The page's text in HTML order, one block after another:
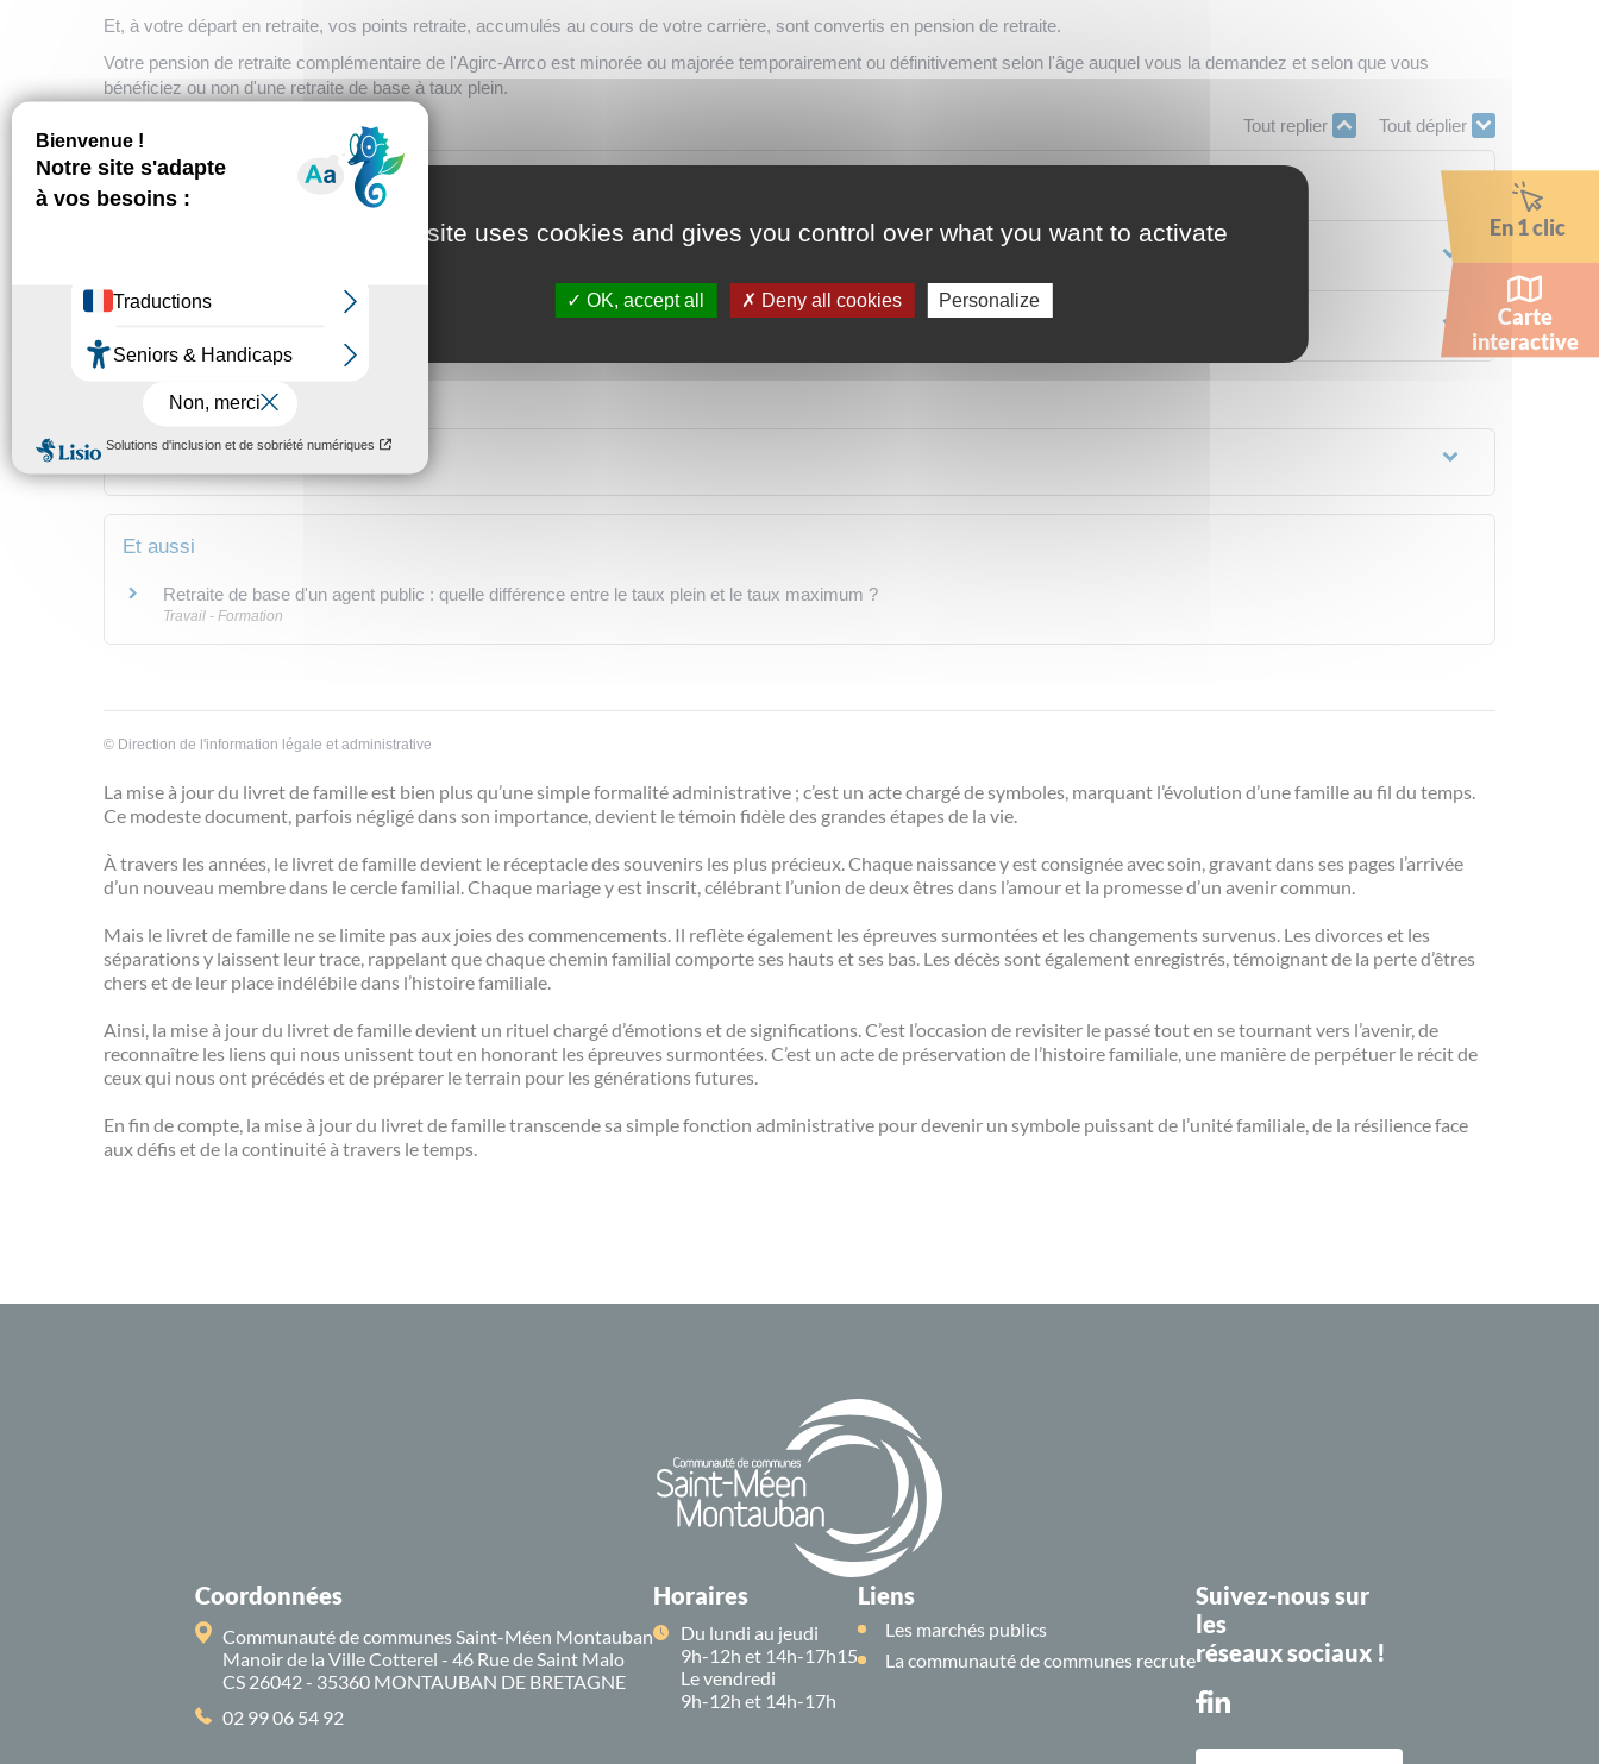
Et, à votre départ en retraite, vos points retraite, accumulés au cours de votre carrière, sont convertis en pension de retraite.
Votre pension de retraite complémentaire de l'Agirc-Arrco est minorée ou majorée temporairement ou définitivement selon l'âge auquel vous la demandez et selon que vous
bénéficiez ou non d'une retraite de base à taux plein.
Tout replier
Tout déplier
Qu'est-ce qu'une retraite de base à taux plein de l'Assurance retraite ?
Comment connaître le montant prévisionnel de sa retraite ?
Et aussi
Retraite de base d'un agent public : quelle différence entre le taux plein et le taux maximum ?
Travail - Formation
© Direction de l'information légale et administrative
La mise à jour du livret de famille est bien plus qu’une simple formalité administrative ; c’est un acte chargé de symboles, marquant l’évolution d’une famille au fil du temps.
Ce modeste document, parfois négligé dans son importance, devient le témoin fidèle des grandes étapes de la vie.
À travers les années, le livret de famille devient le réceptacle des souvenirs les plus précieux. Chaque naissance y est consignée avec soin, gravant dans ses pages l’arrivée
d’un nouveau membre dans le cercle familial. Chaque mariage y est inscrit, célébrant l’union de deux êtres dans l’amour et la promesse d’un avenir commun.
Mais le livret de famille ne se limite pas aux joies des commencements. Il reflète également les épreuves surmontées et les changements survenus. Les divorces et les
séparations y laissent leur trace, rappelant que chaque chemin familial comporte ses hauts et ses bas. Les décès sont également enregistrés, témoignant de la perte d’êtres
chers et de leur place indélébile dans l’histoire familiale.
Ainsi, la mise à jour du livret de famille devient un rituel chargé d’émotions et de significations. C’est l’occasion de revisiter le passé tout en se tournant vers l’avenir, de
reconnaître les liens qui nous unissent tout en honorant les épreuves surmontées. C’est un acte de préservation de l’histoire familiale, une manière de perpétuer le récit de
ceux qui nous ont précédés et de préparer le terrain pour les générations futures.
En fin de compte, la mise à jour du livret de famille transcende sa simple fonction administrative pour devenir un symbole puissant de l’unité familiale, de la résilience face
aux défis et de la continuité à travers le temps.
En 1 clic
Carte
interactive
Coordonnées
Communauté de communes Saint-Méen Montauban
Manoir de la Ville Cotterel - 46 Rue de Saint Malo
CS 26042 - 35360 MONTAUBAN DE BRETAGNE
02 99 06 54 92
Horaires
Du lundi au jeudi
9h-12h et 14h-17h15
Le vendredi
9h-12h et 14h-17h
Liens
Les marchés publics
La communauté de communes recrute
Suivez-nous sur
les
réseaux sociaux !
This site uses cookies and gives you control over what you want to activate
OK, accept all Deny all cookies Personalize